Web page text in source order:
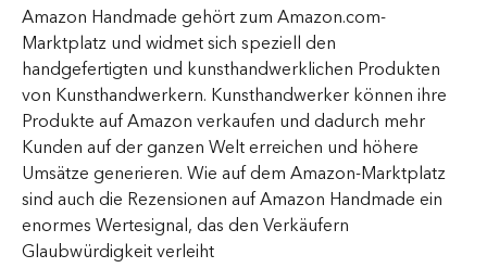
Amazon Handmade gehört zum Amazon.com-
Marktplatz und widmet sich speziell den
handgefertigten und kunsthandwerklichen Produkten
von Kunsthandwerkern. Kunsthandwerker können ihre
Produkte auf Amazon verkaufen und dadurch mehr
Kunden auf der ganzen Welt erreichen und höhere
Umsätze generieren. Wie auf dem Amazon-Marktplatz
sind auch die Rezensionen auf Amazon Handmade ein
enormes Wertesignal, das den Verkäufern
Glaubwürdigkeit verleiht